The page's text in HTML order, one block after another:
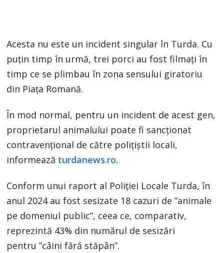
Acesta nu este un incident singular în Turda. Cu
puțin timp în urmă, trei porci au fost filmați în
timp ce se plimbau în zona sensului giratoriu
din Piața Romană.
În mod normal, pentru un incident de acest gen,
proprietarul animalului poate fi sancționat
contravențional de către polițiștii locali,
informează turdanews.ro.
Conform unui raport al Poliției Locale Turda, în
anul 2024 au fost sesizate 18 cazuri de ”animale
pe domeniul public”, ceea ce, comparativ,
reprezintă 43% din numărul de sesizări
pentru ”câini fără stăpân”.